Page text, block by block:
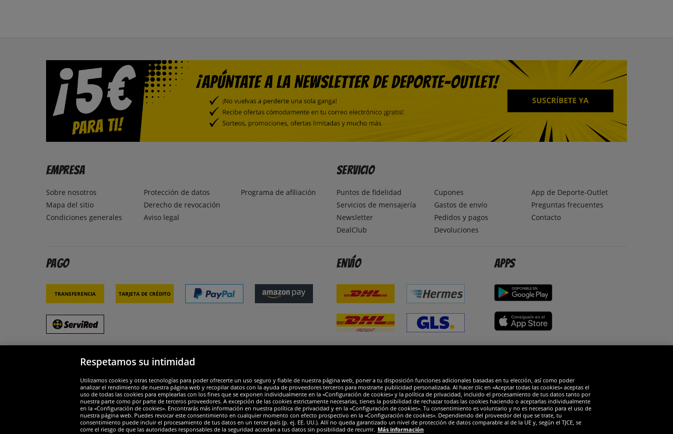
Empresa
Sobre nosotros
Mapa del sitio
Condiciones generales
Protección de datos
Derecho de revocación
Aviso legal
Programa de afiliación
Servicio
Puntos de fidelidad
Servicios de mensajería
Newsletter
DealClub
Cupones
Gastos de envío
Pedidos y pagos
Devoluciones
App de Deporte-Outlet
Preguntas frecuentes
Contacto
Pago
Transferencia Tarjeta de crédito
Envío Apps
Widerruf
Respetamos su intimidad
Utilizamos cookies y otras tecnologías para poder ofrecerte un uso seguro y fiable de nuestra página web, poner a tu disposición funciones adicionales basadas en tu elección, así como poder
analizar el rendimiento de nuestra página web y recopilar datos con la ayuda de proveedores terceros para mostrarte publicidad personalizada. Al hacer clic en «Aceptar todas las cookies» aceptas el
uso de todas las cookies para emplearlas con los fines que se exponen individualmente en la «Configuración de cookies» y la política de privacidad, incluido el procesamiento de tus datos tanto por
nuestra parte como por parte de terceros proveedores. A excepción de las cookies estrictamente necesarias, tienes la posibilidad de rechazar todas las cookies haciendo o aceptarlas individualmente
en la «Configuración de cookies». Encontrarás más información en nuestra política de privacidad y en la «Configuración de cookies». Tu consentimiento es voluntario y no es necesario para el uso de
nuestra página web. Puedes revocar este consentimiento en cualquier momento con efecto prospectivo en la «Configuración de cookies». Dependiendo del proveedor del que se trate, tu
consentimiento puede incluir el procesamiento de tus datos en un tercer país (p. ej. EE. UU.). Allí no queda garantizado un nivel de protección de datos comparable al de la UE y, según el TJCE, se
corre el riesgo de que las autoridades responsables de la seguridad accedan a tus datos sin posibilidad de recurrir. Más información